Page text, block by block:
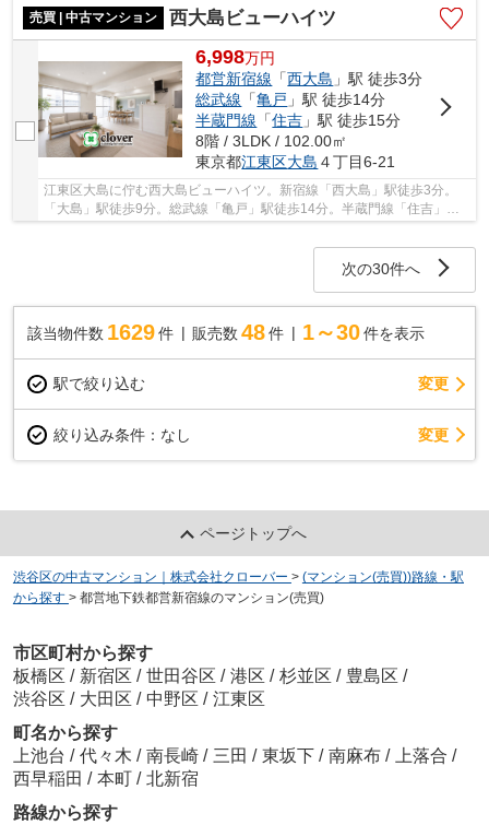
売買 | 中古マンション
西大島ビューハイツ
6,998万円
都営新宿線 「西大島 」駅 徒歩3分
総武線 「亀戸 」駅 徒歩14分
半蔵門線 「住吉 」駅 徒歩15分
8階 / 3LDK / 102.00㎡
東京都江東区大島 ４丁目6-21
江東区大島に佇む西大島ビューハイツ。新宿線「西大島」駅徒歩3分。
「大島」駅徒歩9分。総武線「亀戸」駅徒歩14分。半蔵門線「住吉」駅
次の30件へ
該当物件数 1629件 販売数 48 件 1～30 件を表示
駅で絞り込む 変更
絞り込み条件： なし 変更
ページトップへ
渋谷区の中古マンション｜株式会社クローバー > (マンション(売買))路線・駅
から探す > 都営地下鉄都営新宿線のマンション(売買)
市区町村から探す
板橋区 / 新宿区 / 世田谷区 / 港区 / 杉並区 / 豊島区 /
渋谷区 / 大田区 / 中野区 / 江東区
町名から探す
上池台 / 代々木 / 南長崎 / 三田 / 東坂下 / 南麻布 / 上落合 /
西早稲田 / 本町 / 北新宿
路線から探す